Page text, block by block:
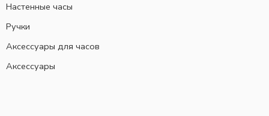
Настенные часы
Ручки
Аксессуары для часов
Аксессуары